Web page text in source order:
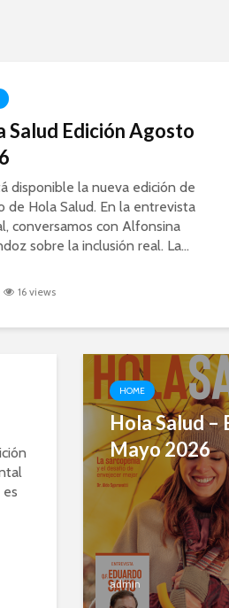
Salud Edición Agosto
disponible la nueva edición de
de Hola Salud. En la entrevista
conversamos con Alfonsina
sobre la inclusión real. La...
16 views
HOME
Hola Salud –
Mayo 2026
admin